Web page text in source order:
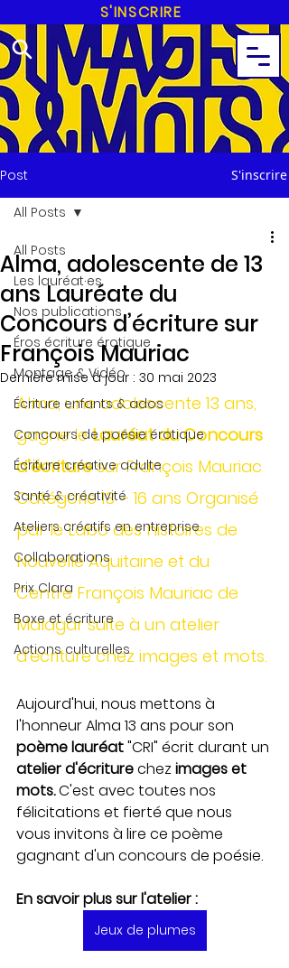
S'INSCRIRE
Post S'inscrire
All Posts
Les lauréat·es
Nos publications
Éros écriture érotique
Montage & Vidéo
Écriture enfants & ados
Concours de poésie érotique
Écriture créative adulte
Santé & créativité
Ateliers créatifs en entreprise
Collaborations
Prix Clara
Boxe et écriture
Actions culturelles
All Posts
Alma, adolescente de 13
ans Lauréate du
Concours d’écriture sur
François Mauriac
Dernière mise à jour : 30 mai 2023
Alma, une adolescente 13 ans,
gagne le Lauréat du Concours
d’écriture sur François Mauriac
Catégorie 13 – 16 ans Organisé
par le Labo des histoires de
Nouvelle Aquitaine et du
Centre François Mauriac de
Malagar suite à un atelier
d'écriture chez images et mots.
Aujourd'hui, nous mettons à
l'honneur Alma 13 ans pour son
poème lauréat "CRI" écrit durant un
atelier d'écriture chez images et
mots. C'est avec toutes nos
félicitations et fierté que nous
vous invitons à lire ce poème
gagnant d'un concours de poésie.
En savoir plus sur l'atelier :
Jeux de plumes